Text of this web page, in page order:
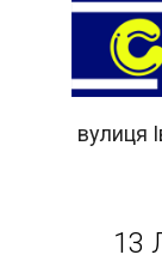
вулиця
13